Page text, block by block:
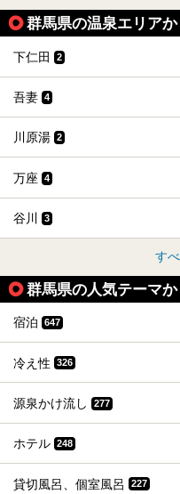
群馬県の温泉エリア
下仁田 2
吾妻 4
川原湯 2
万座 4
谷川 3
す
群馬県の人気テーマ
宿泊 647
冷え性 326
源泉かけ流し 277
ホテル 248
貸切風呂、個室風呂 227